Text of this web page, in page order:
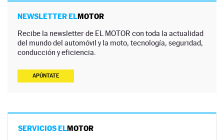
NEWSLETTER ELMOTOR
Recibe la newsletter de EL MOTOR con toda la actualidad
del mundo del automóvil y la moto, tecnología, seguridad,
conducción y eficiencia.
APÚNTATE
SERVICIOS ELMOTOR